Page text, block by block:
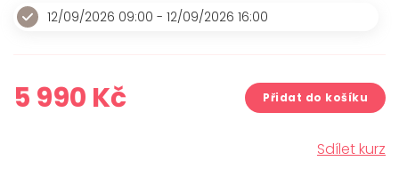
12/09/2026 09:00 - 12/09/2026 16:00
5 990 Kč Přidat do košíku
Sdílet kurz